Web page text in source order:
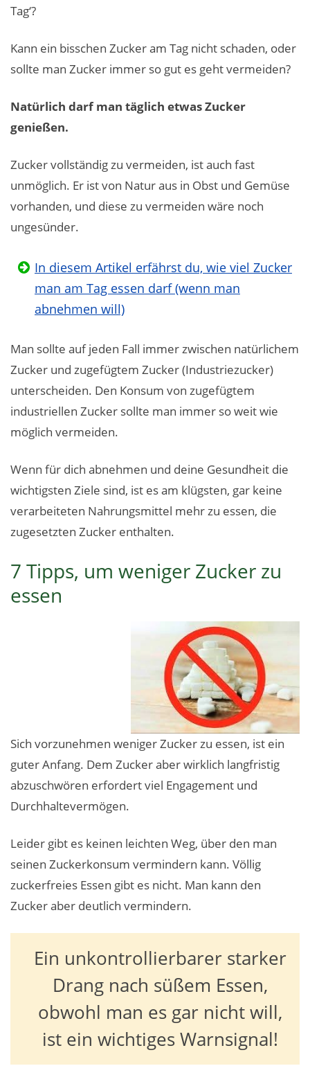
Tag‘?
Kann ein bisschen Zucker am Tag nicht schaden, oder
sollte man Zucker immer so gut es geht vermeiden?
Natürlich darf man täglich etwas Zucker
genießen.
Zucker vollständig zu vermeiden, ist auch fast
unmöglich. Er ist von Natur aus in Obst und Gemüse
vorhanden, und diese zu vermeiden wäre noch
ungesünder.
In diesem Artikel erfährst du, wie viel Zucker
man am Tag essen darf (wenn man
abnehmen will)
Man sollte auf jeden Fall immer zwischen natürlichem
Zucker und zugefügtem Zucker (Industriezucker)
unterscheiden. Den Konsum von zugefügtem
industriellen Zucker sollte man immer so weit wie
möglich vermeiden.
Wenn für dich abnehmen und deine Gesundheit die
wichtigsten Ziele sind, ist es am klügsten, gar keine
verarbeiteten Nahrungsmittel mehr zu essen, die
zugesetzten Zucker enthalten.
7 Tipps, um weniger Zucker zu
essen
Sich vorzunehmen weniger Zucker zu essen, ist ein
guter Anfang. Dem Zucker aber wirklich langfristig
abzuschwören erfordert viel Engagement und
Durchhaltevermögen.
Leider gibt es keinen leichten Weg, über den man
seinen Zuckerkonsum vermindern kann. Völlig
zuckerfreies Essen gibt es nicht. Man kann den
Zucker aber deutlich vermindern.
Ein unkontrollierbarer starker
Drang nach süßem Essen,
obwohl man es gar nicht will,
ist ein wichtiges Warnsignal!